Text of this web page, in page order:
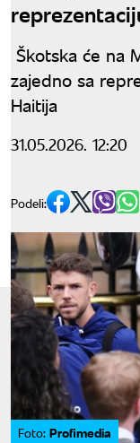
Škotska će na
zajedno sa
Haitija
31.05.2026. 12:20
Podeli:
Foto: Profimedia